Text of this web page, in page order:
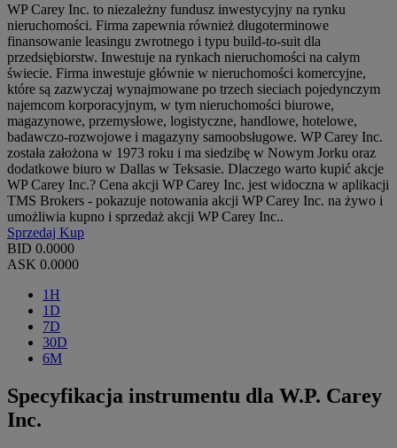
WP Carey Inc. to niezależny fundusz inwestycyjny na rynku
nieruchomości. Firma zapewnia również długoterminowe
finansowanie leasingu zwrotnego i typu build-to-suit dla
przedsiębiorstw. Inwestuje na rynkach nieruchomości na całym
świecie. Firma inwestuje głównie w nieruchomości komercyjne,
które są zazwyczaj wynajmowane po trzech sieciach pojedynczym
najemcom korporacyjnym, w tym nieruchomości biurowe,
magazynowe, przemysłowe, logistyczne, handlowe, hotelowe,
badawczo-rozwojowe i magazyny samoobsługowe. WP Carey Inc.
została założona w 1973 roku i ma siedzibę w Nowym Jorku oraz
dodatkowe biuro w Dallas w Teksasie. Dlaczego warto kupić akcje
WP Carey Inc.? Cena akcji WP Carey Inc. jest widoczna w aplikacji
TMS Brokers - pokazuje notowania akcji WP Carey Inc. na żywo i
umożliwia kupno i sprzedaż akcji WP Carey Inc..
Sprzedaj Kup
BID 0.0000
ASK 0.0000
1H
1D
7D
30D
6M
Specyfikacja instrumentu dla W.P. Carey
Inc.